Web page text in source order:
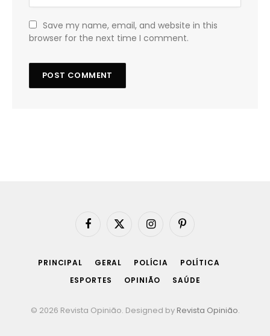
Save my name, email, and website in this
browser for the next time I comment.
Facebook
X
InstagramPinterest
PRINCIPAL GERAL POLÍCIA
POLÍTICA
ESPORTES
OPINIÃO SAÚDE
© 2026 Revista Opinião. Designed by Revista Opinião.